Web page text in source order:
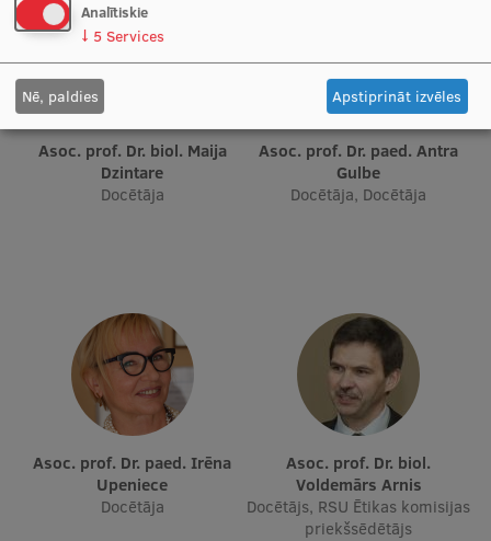
Starptautiskā sadarbība
Mobilitātes programmas
Starptautiskie projekti
Starptautiskie sadarbības partneri
Asoc. prof. Dr. biol. Maija
Dzintare
Docētāja
Asoc. prof. Dr. paed. Antra
Gulbe
Docētāja, Docētāja
Asoc. prof. Dr. paed. Irēna
Upeniece
Docētāja
Asoc. prof. Dr. biol.
Voldemārs Arnis
Docētājs, RSU Ētikas komisijas
priekšsēdētājs
Analītiskie
↓ 5 Services
Nē, paldies Apstiprināt izvēles